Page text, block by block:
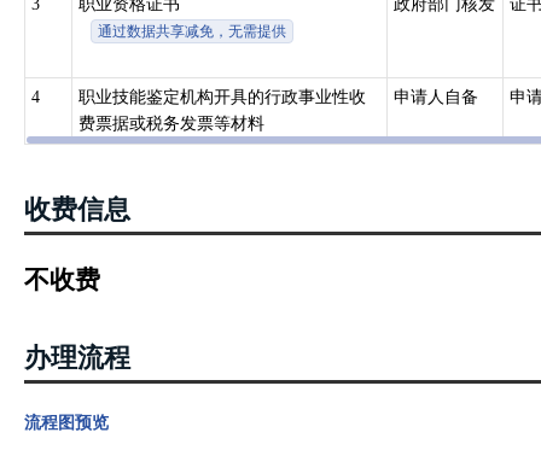
3 职业资格证书
通过数据共享减免，无需提供
政府部门核发 证
4
职业技能鉴定机构开具的行政事业性收
费票据或税务发票等材料
申请人自备 申
收费信息
不收费
办理流程
流程图预览